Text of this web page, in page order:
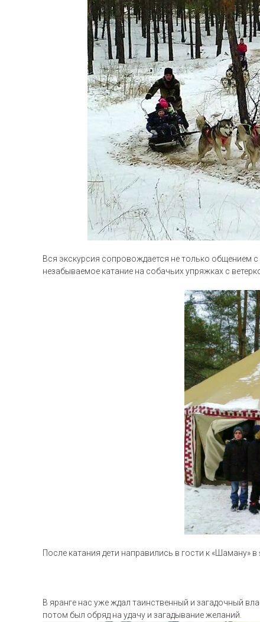
Вся экскурсия сопровождается не только общением
незабываемое катание на собачьих упряжках с
После катания дети направились в гости к «Шаману»
В яранге нас уже ждал таинственный и загадочный
потом был обряд на удачу и загадывание желаний.